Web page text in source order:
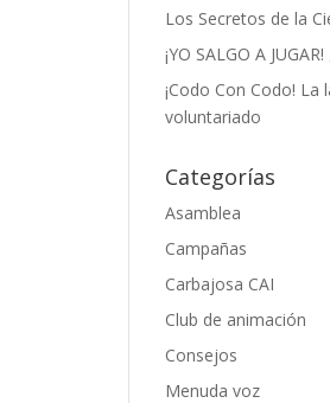
Los Secretos de la
¡YO SALGO A
¡Codo Con Codo! La
voluntariado
Categorías
Asamblea
Campañas
Carbajosa CAI
Club de animación
Consejos
Menuda voz